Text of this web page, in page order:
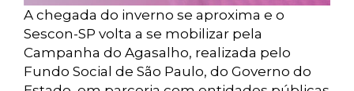
A chegada do inverno se aproxima e o
Sescon-SP volta a se mobilizar pela
Campanha do Agasalho, realizada pelo
Fundo Social de São Paulo, do Governo do